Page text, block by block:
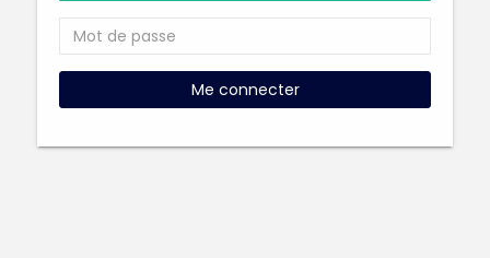
Me connecter